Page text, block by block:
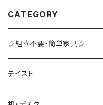
CATEGORY
☆組立不要・簡単家具☆
テイスト
ブルックリンスタイル